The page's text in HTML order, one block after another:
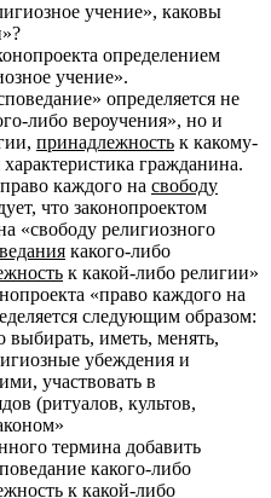
учение», каковы
определением
учение».
определяется не
либо вероучения», но и
принадлежность к какому-
гражданина.
каждого на свободу
что законопроектом
«свободу религиозного
какого-либо
к какой-либо религии»
«право каждого на
следующим образом:
иметь, менять,
убеждения и
участвовать в
(ритуалов, культов,
термина добавить
какого-либо
к какой-либо